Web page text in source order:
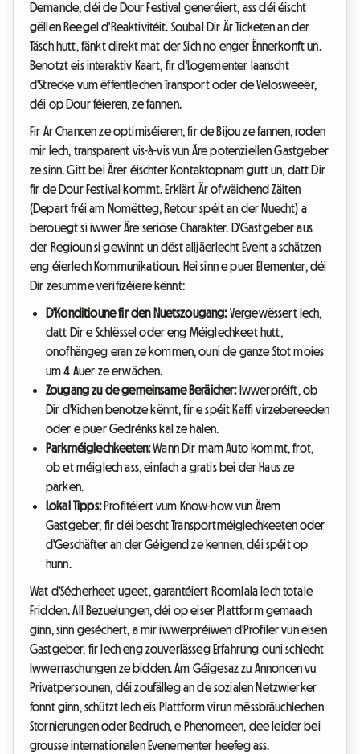
Demande, déi de Dour Festival generéiert, ass déi éischt
gëllen Reegel d'Reaktivitéit. Soubal Dir Är Ticketen an der
Täsch hutt, fänkt direkt mat der Sich no enger Ënnerkonft un.
Benotzt eis interaktiv Kaart, fir d'Logementer laanscht
d'Strecke vum ëffentlechen Transport oder de Vëlosweeër,
déi op Dour féieren, ze fannen.
Fir Är Chancen ze optimiséieren, fir de Bijou ze fannen, roden
mir Iech, transparent vis-à-vis vun Äre potenziellen Gastgeber
ze sinn. Gitt bei Ärer éischter Kontaktopnam gutt un, datt Dir
fir de Dour Festival kommt. Erklärt Är ofwäichend Zäiten
(Depart fréi am Nomëtteg, Retour spéit an der Nuecht) a
berouegt si iwwer Äre seriöse Charakter. D'Gastgeber aus
der Regioun si gewinnt un dëst alljäerlecht Event a schätzen
eng éierlech Kommunikatioun. Hei sinn e puer Elementer, déi
Dir zesumme verifizéiere kënnt:
D'Konditioune fir den Nuetszougang:Vergewëssert Iech,
datt Dir e Schlëssel oder eng Méiglechkeet hutt,
onofhängeg eran ze kommen, ouni de ganze Stot moies
um 4 Auer ze erwächen.
Zougang zu de gemeinsame Beräicher:Iwwerpréift, ob
Dir d'Kichen benotze kënnt, fir e spéit Kaffi virzebereeden
oder e puer Gedrénks kal ze halen.
Parkméiglechkeeten:Wann Dir mam Auto kommt, frot,
ob et méiglech ass, einfach a gratis bei der Haus ze
parken.
Lokal Tipps:Profitéiert vum Know-how vun Ärem
Gastgeber, fir déi bescht Transportméiglechkeeten oder
d'Geschäfter an der Géigend ze kennen, déi spéit op
hunn.
Wat d'Sécherheet ugeet, garantéiert Roomlala Iech totale
Fridden. All Bezuelungen, déi op eiser Plattform gemaach
ginn, sinn geséchert, a mir iwwerpréiwen d'Profiler vun eisen
Gastgeber, fir Iech eng zouverlässeg Erfahrung ouni schlecht
Iwwerraschungen ze bidden. Am Géigesaz zu Annoncen vu
Privatpersounen, déi zoufälleg an de sozialen Netzwierker
fonnt ginn, schützt Iech eis Plattform virun mëssbräuchlechen
Stornierungen oder Bedruch, e Phenomeen, dee leider bei
grousse internationalen Evenementer heefeg ass.